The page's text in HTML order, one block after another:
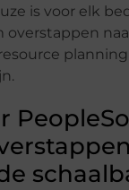
is voor elk
overstappen